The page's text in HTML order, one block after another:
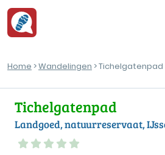
Home >Wandelingen > Tichelgatenpad
Tichelgatenpad
Landgoed, natuurreservaat,